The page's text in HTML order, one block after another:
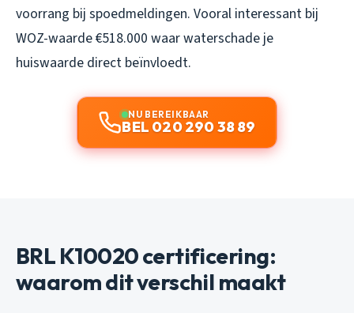
voorrang bij spoedmeldingen. Vooral interessant bij
WOZ-waarde €518.000 waar waterschade je
huiswaarde direct beïnvloedt.
NU BEREIKBAAR
BEL 020 290 38 89
BRL K10020 certificering:
waarom dit verschil maakt